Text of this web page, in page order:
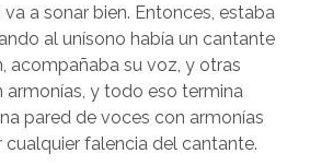
a sonar bien. Entonces, estaba
al unísono había un cantante
acompañaba su voz, y otras
armonías, y todo eso termina
pared de voces con armonías
cualquier falencia del cantante.